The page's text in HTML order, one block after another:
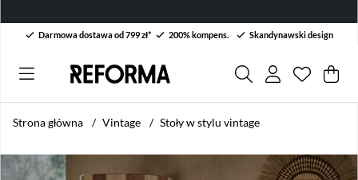
Darmowa dostawa od 799 zł* 200% kompens. Skandynawski design
Lista
Liczba w
. .
Strona główna Vintage Stoły w stylu vintage